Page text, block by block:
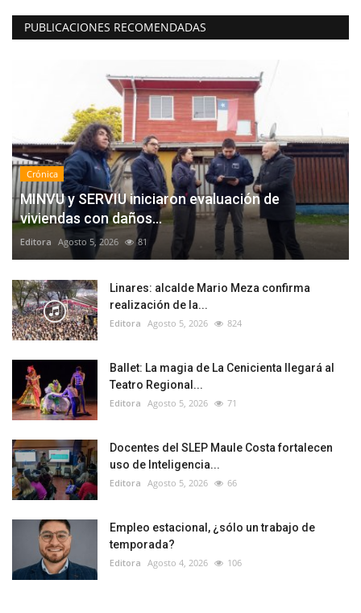
PUBLICACIONES RECOMENDADAS
Crónica
MINVU y SERVIU iniciaron evaluación de
viviendas con daños...
Editora Agosto 5, 2026 81
Linares: alcalde Mario Meza confirma
realización de la...
Editora Agosto 5, 2026 824
Ballet: La magia de La Cenicienta llegará al
Teatro Regional...
Editora Agosto 5, 2026 71
Docentes del SLEP Maule Costa fortalecen
uso de Inteligencia...
Editora Agosto 5, 2026 66
Empleo estacional, ¿sólo un trabajo de
temporada?
Editora Agosto 4, 2026 106